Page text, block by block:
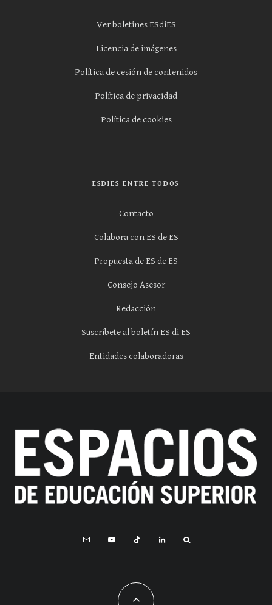
Ver boletines ESdiES
Licencia de imágenes
Política de cesión de contenidos
Política de privacidad
Política de cookies
ESDIES ENTRE TODOS
Contacto
Colabora con ES de ES
Propuesta de ES de ES
Consejo Asesor
Redacción
Suscríbete al boletín ES di ES
Entidades colaboradoras